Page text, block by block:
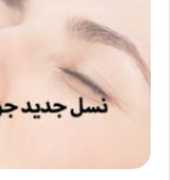
جوانسازی
بدون
جراحی
2025